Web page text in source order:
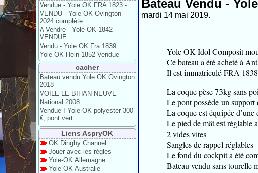
Vendue - Yole OK FRA 1823 -
VENDU - Yole OK Ovington
2024 complète
A Vendre - Yole OK 1842 -
VENDUE
Vendu - Yole OK Fra 1839
Yole OK Hein 1852 Vendue
cacher
Bateau vendu Yole OK Ovington
2018
VOILE LE BIHAN NEUVE
National 2008
Vendue ! Yole-OK polyester 300
€, pont vert
Liens AspryOK
OK Dinghy Channel
Jouer avec les règles
Yole-OK Allemagne
Yole-OK Australie
Bateau Vendu -
mardi 14 mai 2019.
Yole OK Idol Composit
Ce bateau a été acheté à
Il est immatriculé FRA
La coque pèse 73kg sans
Le pont possède un
La coque est équipée
Le pied de mât est réglable
2 vides vites
Sangles de rappel réglables
Le fond du cockpit a été
Bateau vendu sans tourelle